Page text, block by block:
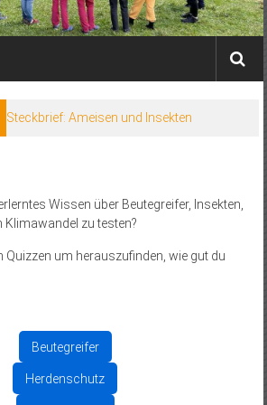
Steckbrief: Ameisen und Insekten
Wissen über Beutegreifer, Insekten,
zu testen?
Quizzen um herauszufinden, wie gut du
Beutegreifer
Herdenschutz